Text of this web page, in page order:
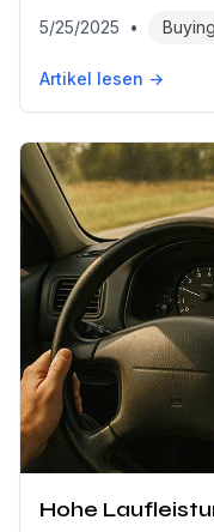
5/25/2025 •
Artikel lesen →
Hohe